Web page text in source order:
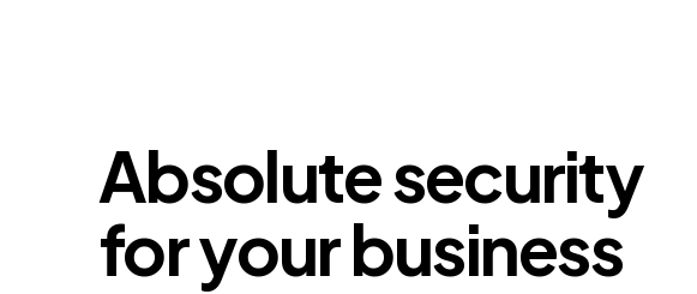
Absolute security
for your business